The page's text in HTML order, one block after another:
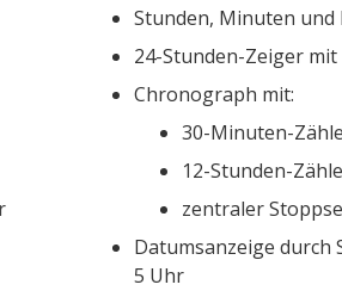
Stunden, Minuten und
24-Stunden-Zeiger
Chronograph mit:
30-Minuten-
12-Stunden-
zentraler
Datumsanzeige durch
5 Uhr